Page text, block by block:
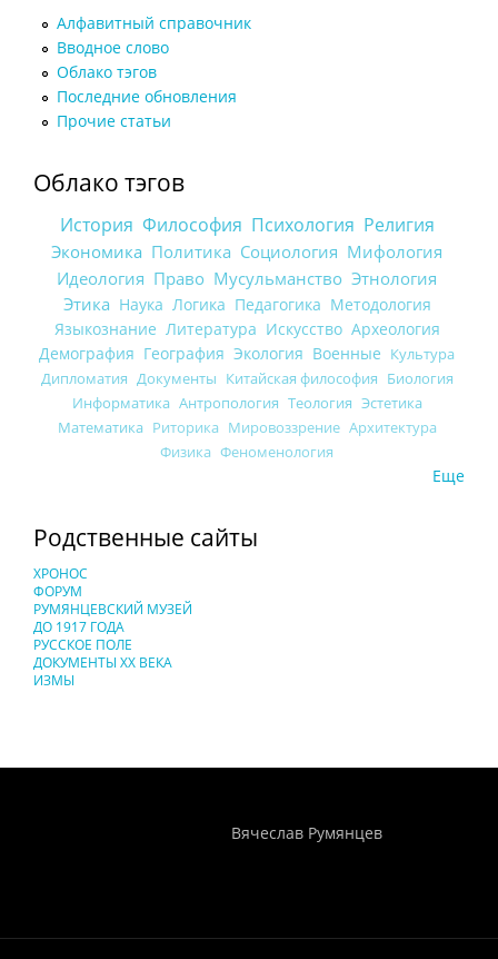
Алфавитный справочник
Вводное слово
Облако тэгов
Последние обновления
Прочие статьи
Облако тэгов
История Философия Психология Религия
Экономика Политика Социология Мифология
Идеология Право Мусульманство Этнология
Этика Наука Логика Педагогика Методология
Языкознание Литература Искусство Археология
Демография География Экология Военные Культура
Дипломатия Документы Китайская философия Биология
Информатика Антропология Теология Эстетика
Математика Риторика Мировоззрение Архитектура
Физика Феноменология
Еще
Родственные сайты
ХРОНОС
ФОРУМ
РУМЯНЦЕВСКИЙ МУЗЕЙ
ДО 1917 ГОДА
РУССКОЕ ПОЛЕ
ДОКУМЕНТЫ XX ВЕКА
ИЗМЫ
Вячеслав Румянцев